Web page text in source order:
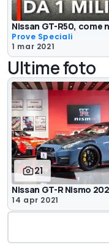
Nissan GT-R50, come
Prove Speciali
1 mar 2021
Ultime foto
21
Nissan GT-R Nismo
14 apr 2021